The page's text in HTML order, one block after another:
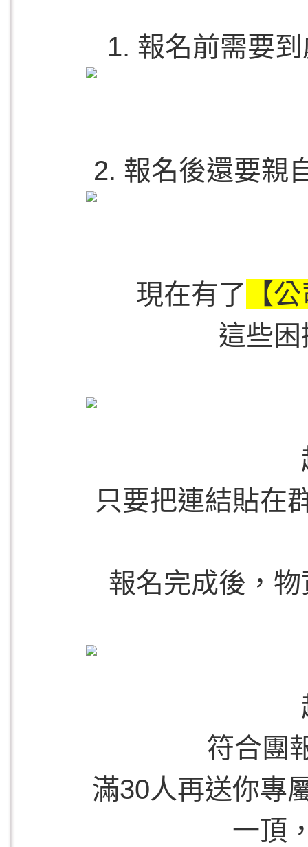
1. 報名前需要
2. 報名後還要親
現在有了 【
這些
只要把連結貼在
報名完成後，
符合團
滿30人再送你專
一頂